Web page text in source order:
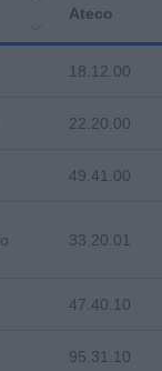
Ateco
18.12.00
22.20.00
49.41.00
33.20.01
47.40.10
95.31.10